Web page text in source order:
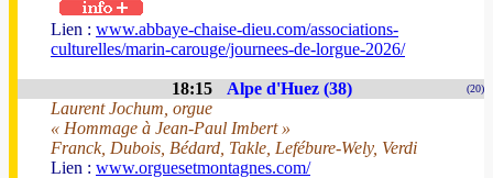
Lien : www.abbaye-chaise-dieu.com/associations-
culturelles/marin-carouge/journees-de-lorgue-2026/
18:15 Alpe d'Huez (38) (20)
Laurent Jochum, orgue
« Hommage à Jean-Paul Imbert »
Franck, Dubois, Bédard, Takle, Lefébure-Wely, Verdi
Lien : www.orguesetmontagnes.com/